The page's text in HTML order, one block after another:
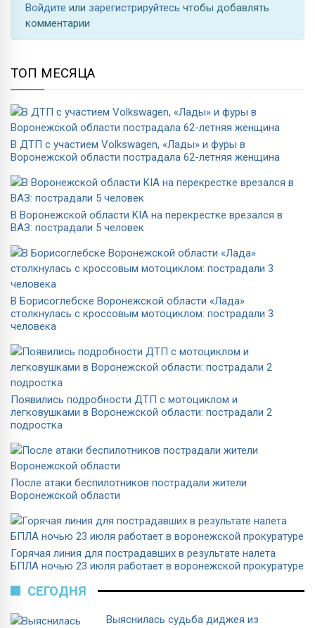
Войдите или зарегистрируйтесь чтобы добавлять
комментарии
ТОП МЕСЯЦА
В ДТП с участием Volkswagen, «Лады» и фуры в
Воронежской области пострадала 62-летняя женщина
В Воронежской области KIA на перекрестке врезался в
ВАЗ: пострадали 5 человек
В Борисоглебске Воронежской области «Лада»
столкнулась с кроссовым мотоциклом: пострадали 3
человека
Появились подробности ДТП с мотоциклом и
легковушками в Воронежской области: пострадали 2
подростка
После атаки беспилотников пострадали жители
Воронежской области
Горячая линия для пострадавших в результате налета
БПЛА ночью 23 июля работает в воронежской прокуратуре
СЕГОДНЯ
Выяснилась судьба диджея из